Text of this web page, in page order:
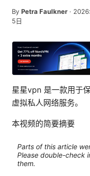
By Petra Faulkner · 2026
5日
星星vpn 是一款用于
虚拟私人网络服务。
本视频的简要摘要
Parts of this article
Please double-check
them.